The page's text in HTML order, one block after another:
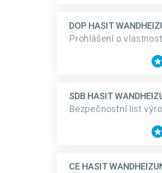
DOP HASIT
Prohlášení o
SDB HASIT
Bezpečnostní list
CE HASIT